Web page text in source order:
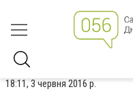
18:11, 3 червня 2016 р.